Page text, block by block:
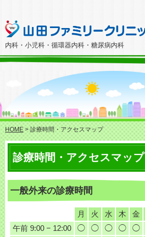
内科・小児科・循環器内科・糖尿病内科
HOME> 診療時間・アクセスマップ
診療時間・アクセスマップ
一般外来の診療時間
月 火 水 木 金
午前 9:00 − 12:00
◯ ◯ ◯ ◯ ◯